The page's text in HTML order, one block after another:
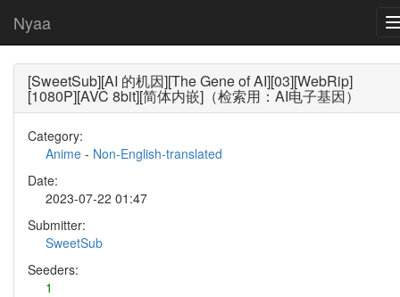
Nyaa
[SweetSub][AI 的机因][The Gene of AI][03][WebRip]
[1080P][AVC 8bit][简体内嵌]（检索用：AI电子基因）
Category:
Anime - Non-English-translated
Date:
2023-07-22 01:47
Submitter:
SweetSub
Seeders:
1